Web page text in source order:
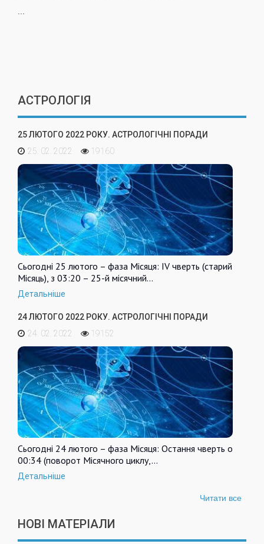
АСТРОЛОГІЯ
25 ЛЮТОГО 2022 РОКУ. АСТРОЛОГІЧНІ ПОРАДИ
25. 02. 2022
19160
Сьогодні 25 лютого – фаза Місяця: IV чверть (старий
Місяць), з 03:20 – 25-й місячний…
Детальніше
24 ЛЮТОГО 2022 РОКУ. АСТРОЛОГІЧНІ ПОРАДИ
24. 02. 2022
19152
Сьогодні 24 лютого – фаза Місяця: Остання чверть о
00:34 (поворот Місячного циклу,…
Детальніше
Читати все
НОВІ МАТЕРІАЛИ